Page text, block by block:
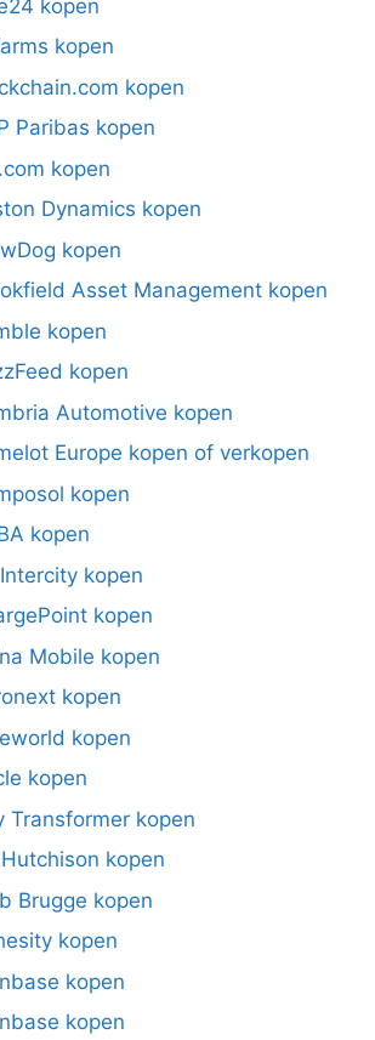
kopen
kopen
kopen
Paribas kopen
kopen
Dynamics kopen
kopen
Asset Management kopen
kopen
kopen
Automotive kopen
Europe kopen of verkopen
kopen
kopen
kopen
kopen
Mobile kopen
kopen
kopen
kopen
Transformer kopen
kopen
Brugge kopen
kopen
kopen
kopen